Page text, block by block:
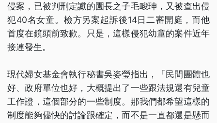
侵案，已被判刑定讞的園長之子毛畯珅，又被查出侵
犯40名女童。檢方另案起訴後14日二審開庭，而他
首度在鏡頭前致歉。只是，這樣侵犯幼童的案件近年
接連發生。
現代婦女基金會執行秘書吳姿瑩指出，「民間團體也
好、政府單位也好，大概提出了一些跟法規還有兒童
工作證，這個部分的一些制度。那我們都希望這樣的
制度能夠儘快的討論跟確定，而不是一直都還是懸而